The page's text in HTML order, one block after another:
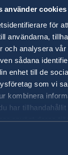
använder cookies
för
användarna,
och analysera
sådana
enhet till de
som vi
kombinera
har
använt deras
ビリオンは、
大阪・関西万
は、展示エリ
色が楽しめる
」のあるルー
ロモーション
ためのホール
。
の共通の価値
地域協力機構
を2030年ま